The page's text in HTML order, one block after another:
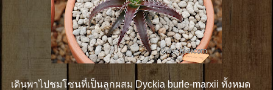
เดินพาไปชมโซนที่เป็นลูกผสม Dyckia burle-marxii ทั้งหมด